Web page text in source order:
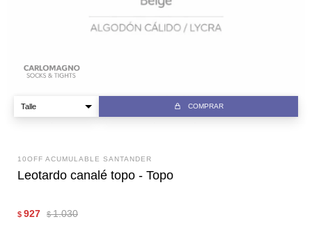
COMPRAR
10OFF ACUMULABLE SANTANDER
Leotardo canalé topo - Topo
$ 927 $ 1.030